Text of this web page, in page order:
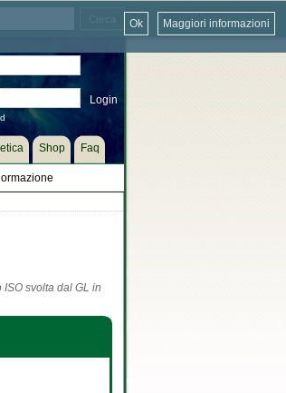
Shop Faq
svolta dal GL in
Maggiori informazioni
Ok